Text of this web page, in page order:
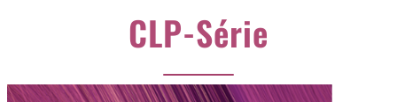
CLP-Série